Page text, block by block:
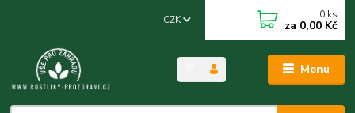
Menu
CZK 0 ks
za 0,00 Kč